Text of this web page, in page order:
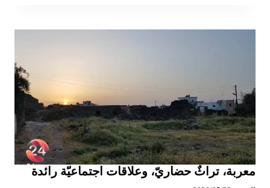
معربة، تراثٌ حضاريّ، وعلاقات اجتماعيّة رائدة